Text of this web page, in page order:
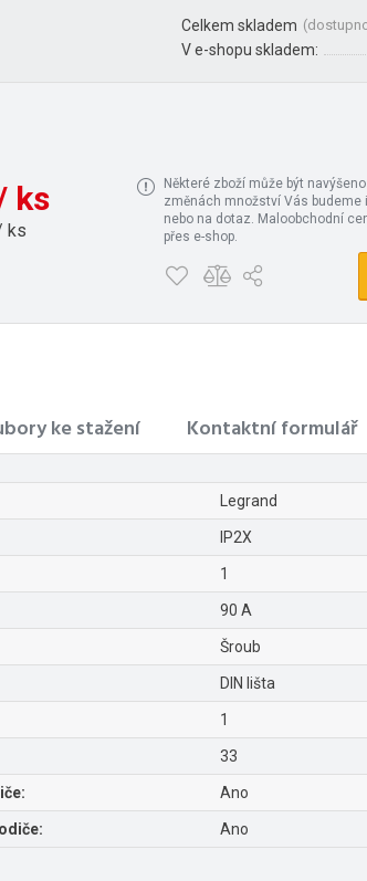
Celkem skladem (
V e-shopu skladem:
ks
ks
Některé zboží může být
změnách množství Vás
nebo na dotaz. Maloobchodní
přes e-shop.
ke stažení Kontaktní formulář
Legrand
IP2X
1
90 A
Šroub
DIN lišta
1
33
Ano
Ano